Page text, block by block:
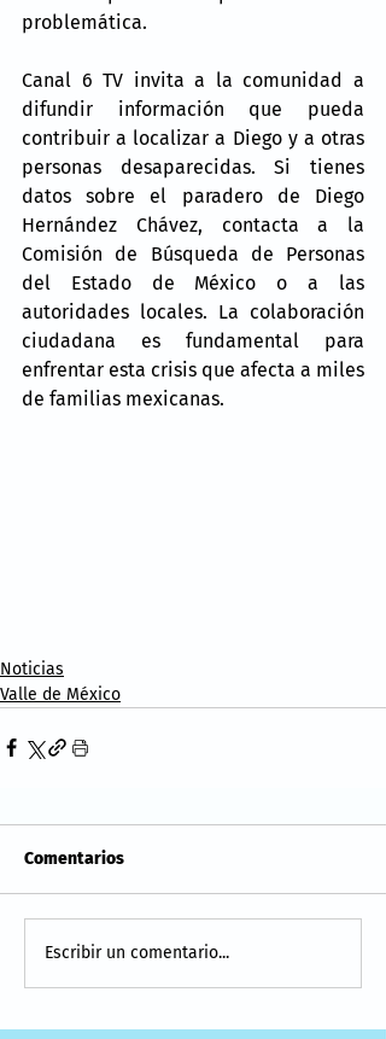
problemática.
Canal 6 TV invita a la comunidad a
difundir información que pueda
contribuir a localizar a Diego y a otras
personas desaparecidas. Si tienes
datos sobre el paradero de Diego
Hernández Chávez, contacta a la
Comisión de Búsqueda de Personas
del Estado de México o a las
autoridades locales. La colaboración
ciudadana es fundamental para
enfrentar esta crisis que afecta a miles
de familias mexicanas.
Noticias
Valle de México
Comentarios
Escribir un comentario...